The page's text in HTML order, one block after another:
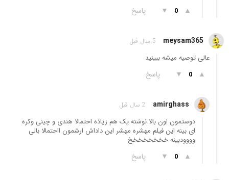
▲
0
▼ پاسخ
meysam365 5 سال قبل
عالی توصیه میشه ببینید
▲
0
▼ پاسخ
amirghass 2 سال قبل
دوستمون اون بالا نوشته یک هم زیاذه احتمالا هندی و چینی وکره
ای بینه این فیلم مهشره مهشر این داداش ارشمون ااحتمالا بالی
وووودبینه خخخخخخخخ
▲
0
▼ پاسخ